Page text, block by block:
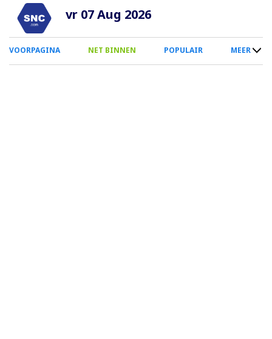
Overslaan
naar
inhoud
vr 07 Aug 2026
0
Smartphone
VOORPAGINA NET BINNEN POPULAIR MEER